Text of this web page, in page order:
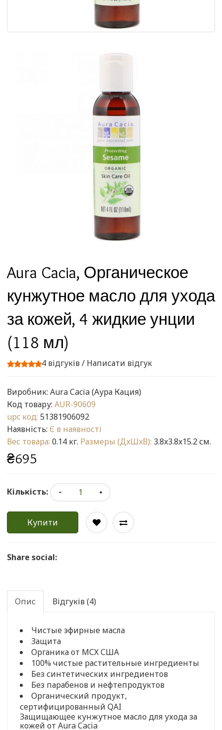
Aura Cacia, Органическое
кунжутное масло для ухода
за кожей, 4 жидкие унции
(118 мл)
4 відгуків/ Написати відгук
Виробник: Aura Cacia (Аура Кация)
Код товару: AUR-90609
upc код: 51381906092
Наявність: Є в наявності
Вес товара: 0.14 кг. Размеры (ДxШxВ): 3.8x3.8x15.2 см.
₴695
Кількість:
Купити
Share social:
Опис Відгуків (4)
Чистые эфирные масла
Защита
Органика от МСХ США
100% чистые растительные ингредиенты
Без синтетических ингредиентов
Без парабенов и нефтепродуктов
Органический продукт,
сертифицированный QAI
Защищающее кунжутное масло для ухода за
кожей от Aura Cacia